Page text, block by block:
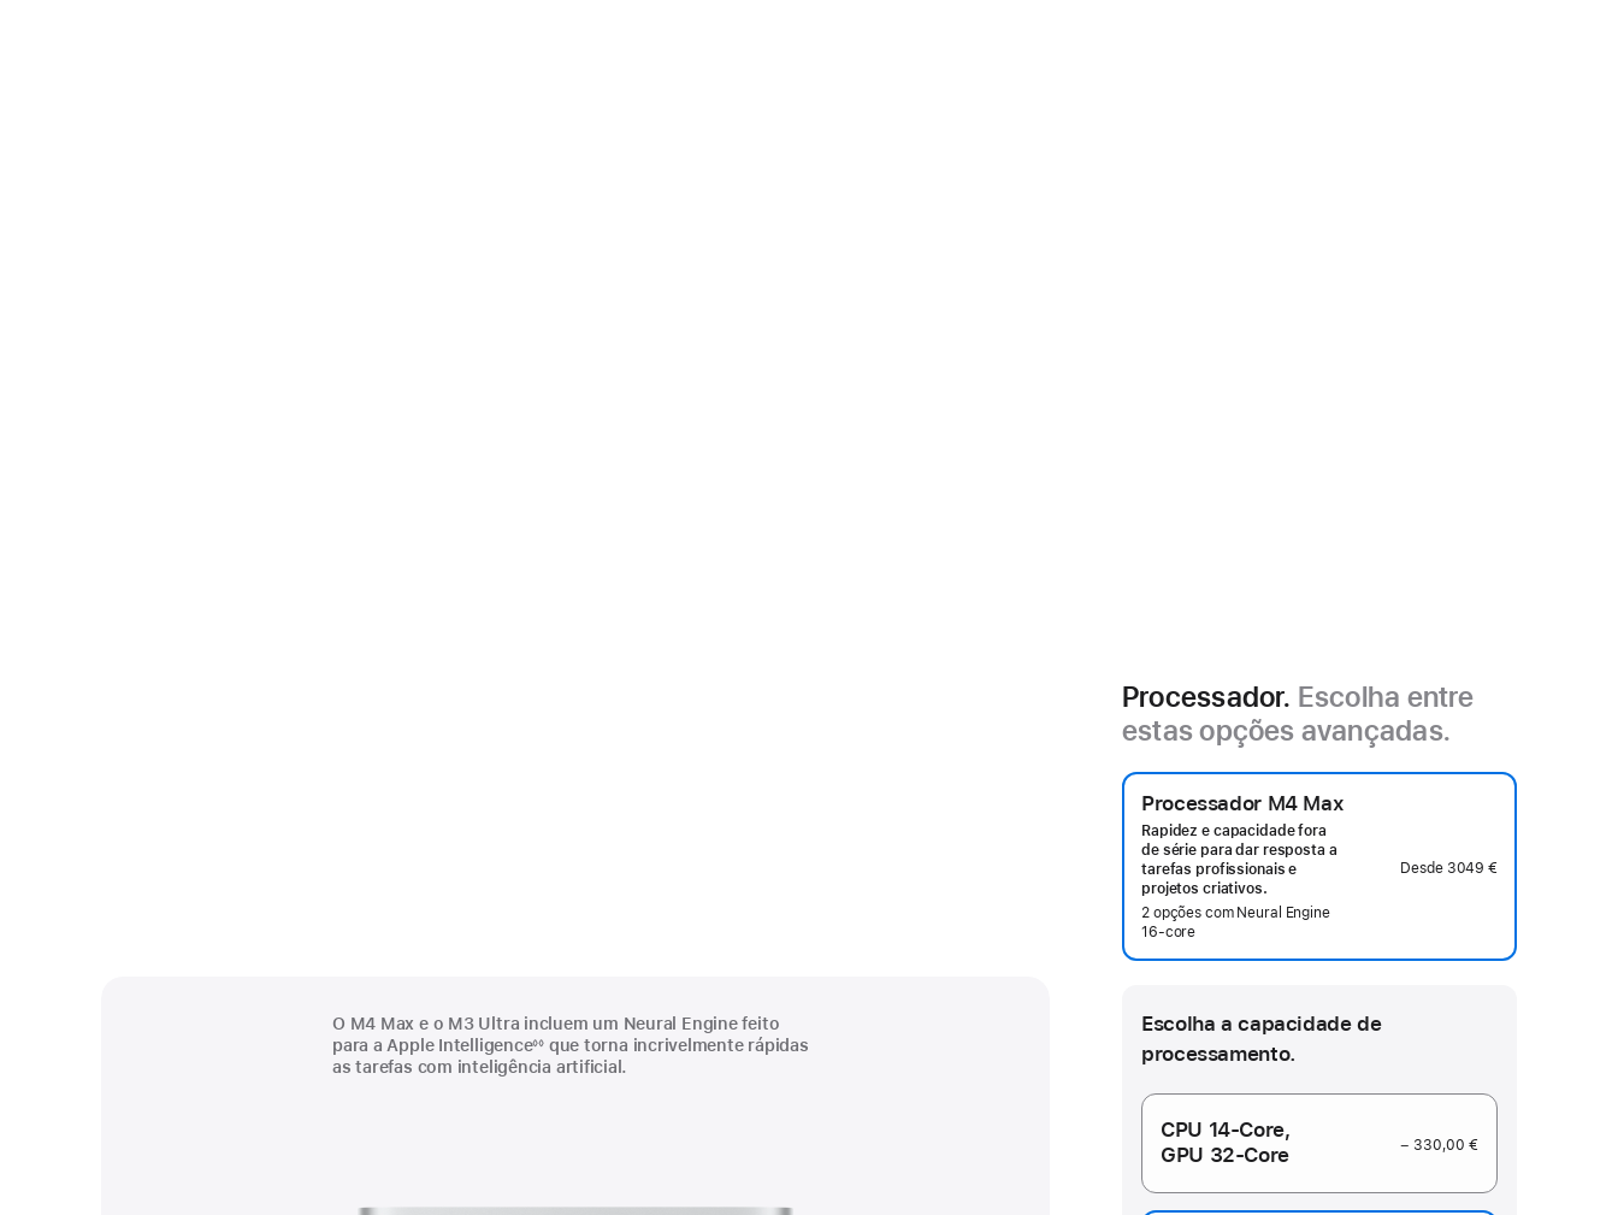
O M4 Max e o M3 Ultra incluem um Neural Engine feito
para a Apple Intelligence
Nota
de
◊◊que torna incrivelmente rápidas
as tarefas com inteligência artificial.
Processador. Escolha entre
estas opções avançadas.
Processador M4 Max
Rapidez e capacidade fora
de série para dar resposta a
tarefas profissionais e
projetos criativos.
2 opções com Neural Engine
16‑core
Desde 3049 €
Escolha a capacidade de
processamento.
CPU 14-Core,
GPU 32‑Core
− 330,00 €